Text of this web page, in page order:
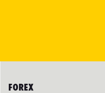
FOREX